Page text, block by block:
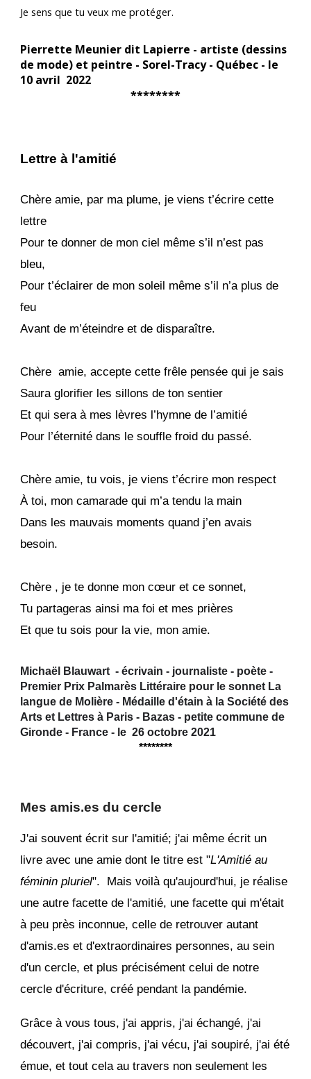
Je sens que tu veux me protéger.
Pierrette Meunier dit Lapierre - artiste (dessins
de mode) et peintre - Sorel-Tracy - Québec - le
10 avril 2022
********
Lettre à l'amitié
Chère amie, par ma plume, je viens t’écrire cette
lettre
Pour te donner de mon ciel même s’il n’est pas
bleu,
Pour t’éclairer de mon soleil même s’il n’a plus de
feu
Avant de m’éteindre et de disparaître.
Chère amie, accepte cette frêle pensée qui je sais
Saura glorifier les sillons de ton sentier
Et qui sera à mes lèvres l’hymne de l’amitié
Pour l’éternité dans le souffle froid du passé.
Chère amie, tu vois, je viens t’écrire mon respect
À toi, mon camarade qui m’a tendu la main
Dans les mauvais moments quand j’en avais
besoin.
Chère , je te donne mon cœur et ce sonnet,
Tu partageras ainsi ma foi et mes prières
Et que tu sois pour la vie, mon amie.
Michaël Blauwart - écrivain - journaliste - poète -
Premier Prix Palmarès Littéraire pour le sonnet La
langue de Molière - Médaille d'étain à la Société des
Arts et Lettres à Paris - Bazas - petite commune de
Gironde - France - le 26 octobre 2021
********
Mes amis.es du cercle
J'ai souvent écrit sur l'amitié; j'ai même écrit un
livre avec une amie dont le titre est "L'Amitié au
féminin pluriel". Mais voilà qu'aujourd'hui, je réalise
une autre facette de l'amitié, une facette qui m'était
à peu près inconnue, celle de retrouver autant
d'amis.es et d'extraordinaires personnes, au sein
d'un cercle, et plus précisément celui de notre
cercle d'écriture, créé pendant la pandémie.
Grâce à vous tous, j'ai appris, j'ai échangé, j'ai
découvert, j'ai compris, j'ai vécu, j'ai soupiré, j'ai été
émue, et tout cela au travers non seulement les